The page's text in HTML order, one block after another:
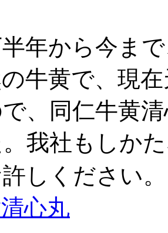
年から今ま
牛黄で、現
、同仁牛黄
。我社もしか
許しください
心丸